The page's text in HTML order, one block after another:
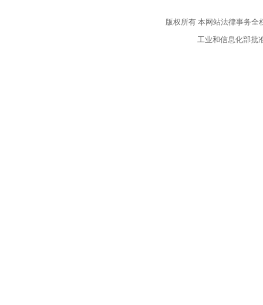
版权所有本网站法律事务全
工业和信息化部批